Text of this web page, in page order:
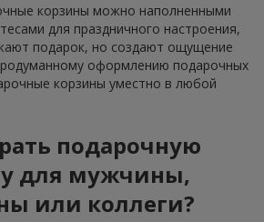
корзины можно наполненными
для праздничного настроения,
подарок, но создают ощущение
оформлению подарочных
корзины уместно в любой
подарочную
для мужчины,
или коллеги?